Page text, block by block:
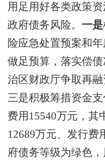
用足用好各类政策
政府债务风险。 一是
险应急处置预案和年
做足预算，落实偿
治区财政厅争取再融
三是积极筹措资金
费用 15540万元，其
12689万元、发行费
府债务等级为绿色，